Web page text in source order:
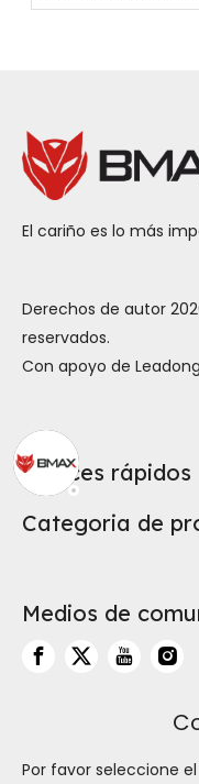
trabajo diario de
El cariño es lo más
Derechos de autor
reservados.
Con apoyo de Leadong
Enlaces rápidos
Categoria de
Medios de
Por favor seleccione